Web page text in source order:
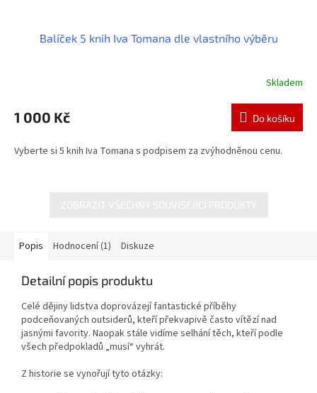
Balíček 5 knih Iva Tomana dle vlastního výběru
produktu
je
z
Skladem
1 000 Kč Do košíku
Vyberte si 5 knih Iva Tomana s podpisem za zvýhodněnou cenu.
Popis Hodnocení (1) Diskuze
Detailní popis produktu
Celé dějiny lidstva doprovázejí fantastické příběhy
podceňovaných outsiderů, kteří překvapivě často vítězí nad
jasnými favority. Naopak stále vidíme selhání těch, kteří podle
všech předpokladů „musí“ vyhrát.
Z historie se vynořují tyto otázky: